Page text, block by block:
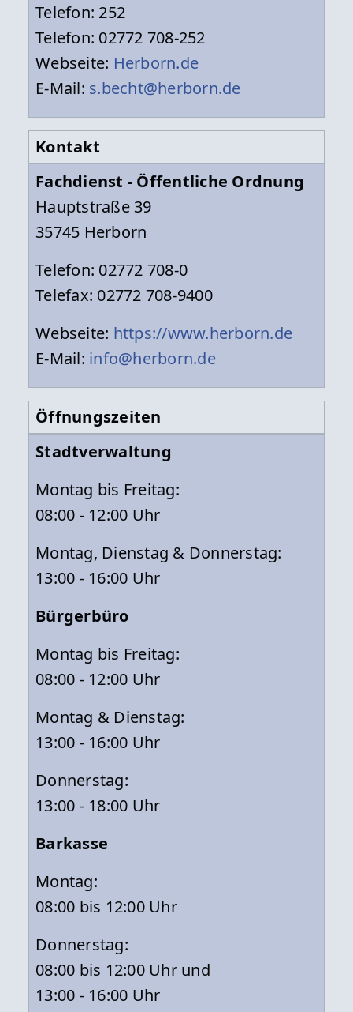
Telefon: 252
Telefon: 02772 708-252
Webseite: Herborn.de
E-Mail: s.becht@herborn.de
Kontakt
Fachdienst - Öffentliche Ordnung
Hauptstraße 39
35745 Herborn
Telefon: 02772 708-0
Telefax: 02772 708-9400
Webseite: https://www.herborn.de
E-Mail: info@herborn.de
Öffnungszeiten
Stadtverwaltung
Montag bis Freitag:
08:00 - 12:00 Uhr
Montag, Dienstag & Donnerstag:
13:00 - 16:00 Uhr
Bürgerbüro
Montag bis Freitag:
08:00 - 12:00 Uhr
Montag & Dienstag:
13:00 - 16:00 Uhr
Donnerstag:
13:00 - 18:00 Uhr
Barkasse
Montag:
08:00 bis 12:00 Uhr
Donnerstag:
08:00 bis 12:00 Uhr und
13:00 - 16:00 Uhr